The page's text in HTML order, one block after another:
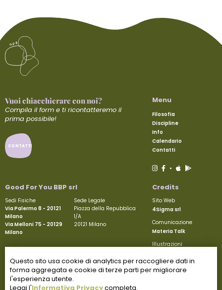
Questo sito usa cookie di analytics per raccogliere dati in
forma aggregata e cookie di terze parti per migliorare
l'esperienza utente.
Leggi l'Informativa Privacycompleta.
Vuoi chiacchierare con noi?
Compila il form e ti ricontatteremo il
prima possibile!
CONTATTI
Menu
Filosofia
Discipline
Info
Calendario
Contatti
•
Good For You BBP srl
Sedi Fisiche
Via Palermo 8 - 20121
Milano
Via Melloni 75 - 20129
Milano
Sede Legale
Piazza della Repubblica
1/A
20121 Milano
Capitale Sociale Versato €50.000
REA MI-1927605
Obblighi informativi per le erogazioni pubbliche: gli
Credits
Sito Web
4Sigma srl
Comunicazione
Materia Talk
Illustrazioni